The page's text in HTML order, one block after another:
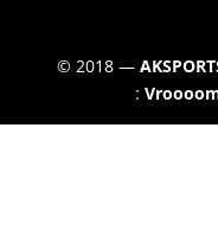
© 2018 —
: